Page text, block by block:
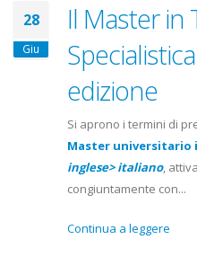
28
Giu
Il Master in
edizione
Si aprono i termini di
Master universitario
inglese> italiano,
congiuntamente con...
Continua a leggere